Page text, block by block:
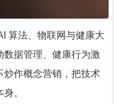
算法、物联网与健康大
据管理、健康行为激
炒作概念营销，把技术
。